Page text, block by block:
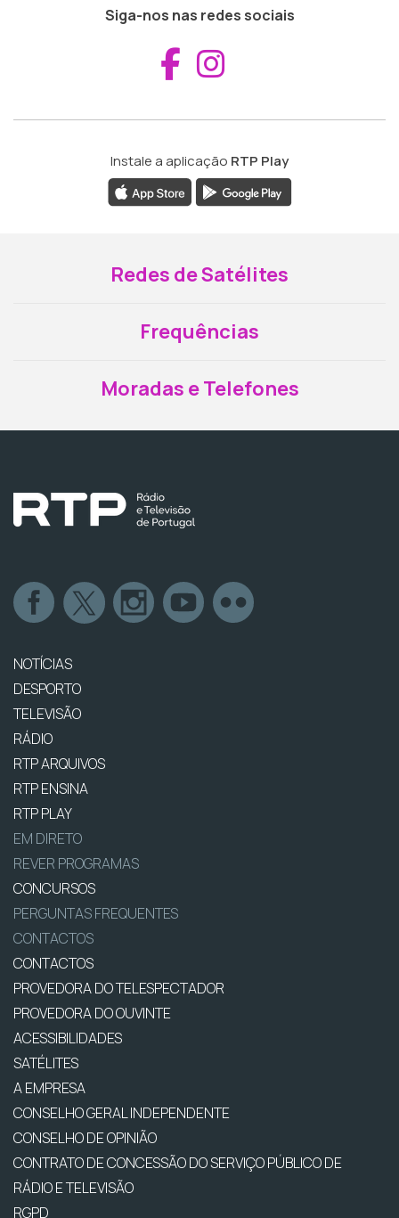
Siga-nos nas redes sociais
Aceder ao
Instale a aplicação RTP Play
Redes de Satélites
Frequências
Moradas e Telefones
NOTÍCIAS
DESPORTO
TELEVISÃO
RÁDIO
RTP ARQUIVOS
RTP ENSINA
RTP PLAY
EM DIRETO
REVER PROGRAMAS
CONCURSOS
PERGUNTAS FREQUENTES
CONTACTOS
CONTACTOS
PROVEDORA DO TELESPECTADOR
PROVEDORA DO OUVINTE
ACESSIBILIDADES
SATÉLITES
A EMPRESA
CONSELHO GERAL INDEPENDENTE
CONSELHO DE OPINIÃO
CONTRATO DE CONCESSÃO DO SERVIÇO PÚBLICO DE
RÁDIO E TELEVISÃO
RGPD